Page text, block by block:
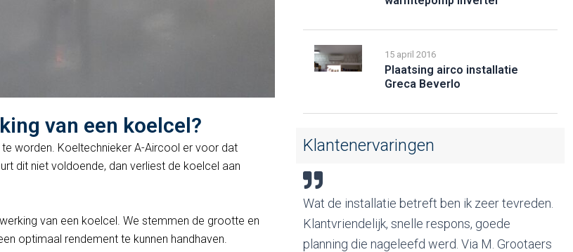
van een koelcel?
worden. Koeltechnieker A-Aircool er voor dat
dit niet voldoende, dan verliest de koelcel aan
van een koelcel. We stemmen de grootte en
optimaal rendement te kunnen handhaven.
15 april 2016
Plaatsing airco installatie
Greca Beverlo
Klantenervaringen
Klantvriendelijk, snelle respons, goede
planning die nageleefd werd. Via M. Grootaers
Alles perfect verlopen en er zijn al twee
collega’s die binnenkort u zullen contacteren
om een offerte. Ge oogst wat ge zaait en jullie